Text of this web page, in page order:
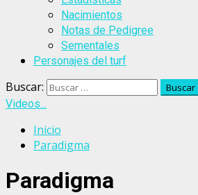
Nacimientos
Notas de Pedigree
Sementales
Personajes del turf
Buscar:
Videos...
Inicio
Paradigma
Paradigma